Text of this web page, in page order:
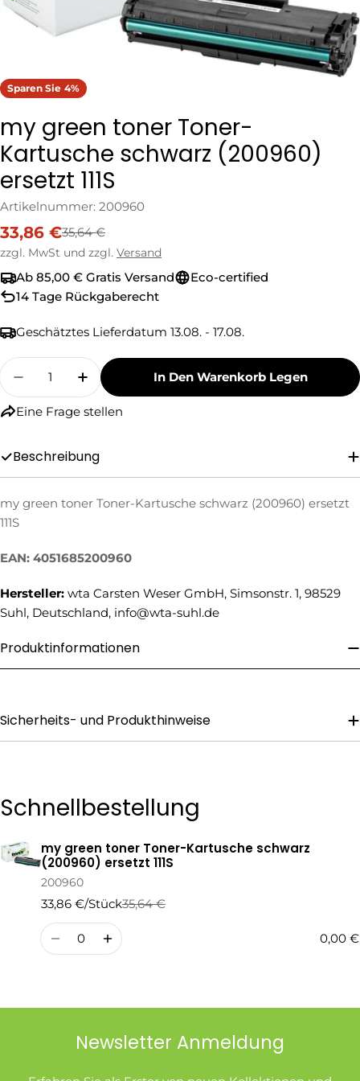
Sparen Sie 4%
my green toner Toner-
Kartusche schwarz (200960)
ersetzt 111S
Artikelnummer: 200960
Verkaufspreis
33,86 €
Regulärer
Preis
35,64 €
zzgl. MwSt und zzgl. Versand
Ab 85,00 € Gratis Versand
Eco-certified
14 Tage Rückgaberecht
Geschätztes Lieferdatum 13.08. - 17.08.
Menge
Menge Für My Green Toner Toner-Kartusche
Menge Für My Green Toner Toner-
In Den Warenkorb Legen
Eine Frage stellen
Ihr
Ihre
E-
Ihre
Telefonnummer
Frage Senden
Beschreibung
my green toner Toner-Kartusche schwarz (200960) ersetzt
111S
EAN: 4051685200960
Hersteller: wta Carsten Weser GmbH, Simsonstr. 1, 98529
Suhl, Deutschland, info@wta-suhl.de
Produktinformationen
Sicherheits- und Produkthinweise
Schnellbestellung
Ihr
Warenkorb
my green toner Toner-Kartusche schwarz
(200960) ersetzt 111S
200960
33,86 €/Stück
Regulärer
Preis
35,64 €
Verkaufspreis
Menge
0,00 €
Newsletter Anmeldung